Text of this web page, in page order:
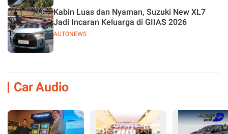
AUTONEWS
Kabin Luas dan Nyaman, Suzuki New XL7
Jadi Incaran Keluarga di GIIAS 2026
Car Audio